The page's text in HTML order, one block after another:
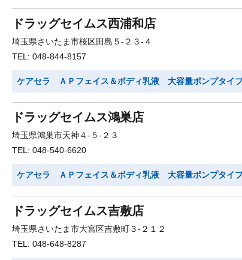
ドラッグセイムス西浦和店
埼玉県さいたま市桜区田島５-２３-４
TEL: 048-844-8157
ケアセラ ＡＰフェイス＆ボディ乳液 大容量ポンプタイ
ドラッグセイムス鴻巣店
埼玉県鴻巣市天神４-５-２３
TEL: 048-540-6620
ケアセラ ＡＰフェイス＆ボディ乳液 大容量ポンプタイ
ドラッグセイムス吉敷店
埼玉県さいたま市大宮区吉敷町３-２１２
TEL: 048-648-8287